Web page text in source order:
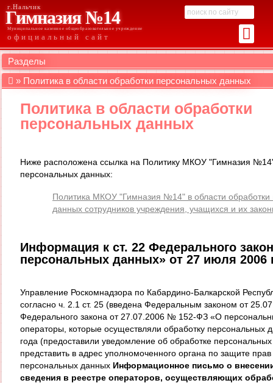
г.Нальчик
Гимназия №14
Муниципальное казенное общеобразовательное учреждение
официальный сайт
Разделы
Политика в области обработки персональных данных
Политика в области обработки
персональных данных
Ниже расположена ссылка на Политику МКОУ "Гимназия №14"
персональных данных:
Политика МКОУ "Гимназия №14" в области обработки
данных сотрудников учреждения, учащихся и их
Информация к ст. 22 Федерального
персональных данных» от 27 июля
Управление Роскомнадзора по Кабардино-Балкарской
согласно ч. 2.1 ст. 25 (введена Федеральным законом от
Федерального закона от 27.07.2006 № 152-ФЗ «О
операторы, которые осуществляли обработку персональных
года (предоставили уведомление об обработке
представить в адрес уполномоченного органа по защите прав
персональных данных Информационное письмо о
сведения в реестре операторов, осуществляющих